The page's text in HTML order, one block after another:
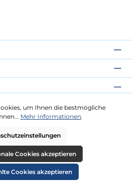
zzgl.Versandkosten
wenn nicht anders angegeben.
- Alle Rechte vorbehalten. Theme by
um Ihnen die bestmögliche
Mehr Informationen.
Cookies akzeptieren
Cookies akzeptieren